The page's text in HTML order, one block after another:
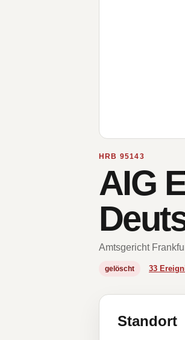
HRB 95143
AIG
Amtsgericht
gelöscht 33
Standort